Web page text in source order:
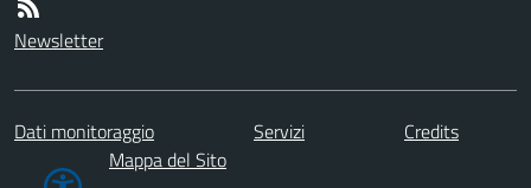
Newsletter
Dati monitoraggio Servizi
Credits
Mappa del Sito